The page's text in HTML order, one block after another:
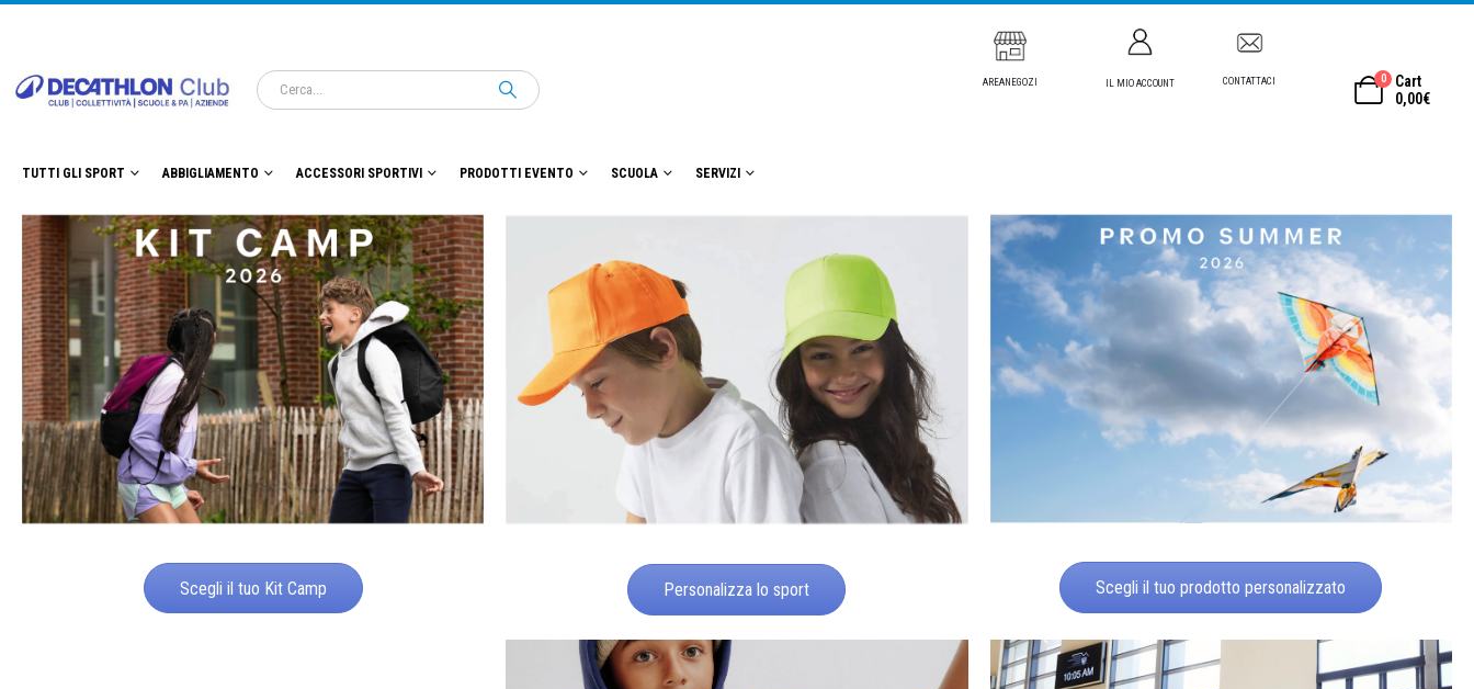
AREANEGOZI IL MIO ACCOUNT CONTATTACI 0
Cart
0,00€
TUTTI GLI SPORT ABBIGLIAMENTO ACCESSORI SPORTIVI PRODOTTI EVENTO SCUOLA SERVIZI
Scegli il tuo Kit Camp Personalizza lo sport Scegli il tuo prodotto personalizzato